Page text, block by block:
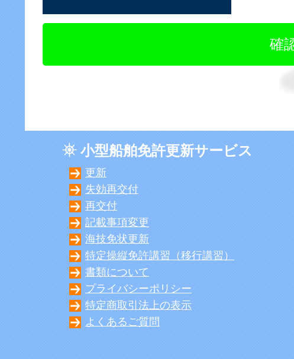
小型船舶免許更新サービス
更新
失効再交付
再交付
記載事項変更
海技免状更新
特定操縦免許講習（移行講習）
書類について
プライバシーポリシー
特定商取引法上の表示
よくあるご質問